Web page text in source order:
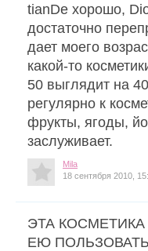
tianDe хорошо,
достаточно
дает моего
какой-то
50 выглядит на
регулярно к
фрукты, ягоды,
заслуживает.
Mila
18 сентября 2010,
ЭТА
ЕЮ